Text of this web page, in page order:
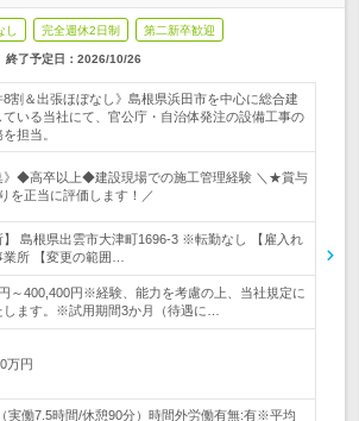
し 完全週休2日制 第二新卒歓迎
終了予定日： 2026/10/26
8割＆出張ほぼなし》島根県浜田市を中心に総合建
いる当社にて、官公庁・自治体発注の設備工事の
担当。
》◆高卒以上◆建設現場での施工管理経験 ＼★賞与
を正当に評価します！／
】 島根県出雲市大津町1696-3 ※転勤なし 【雇入れ
所 【変更の範囲…
～400,400円※経験、能力を考慮の上、当社規定に
します。※試用期間3か月（待遇に…
万円
実働7.5時間/休憩90分）時間外労働有無:有※平均